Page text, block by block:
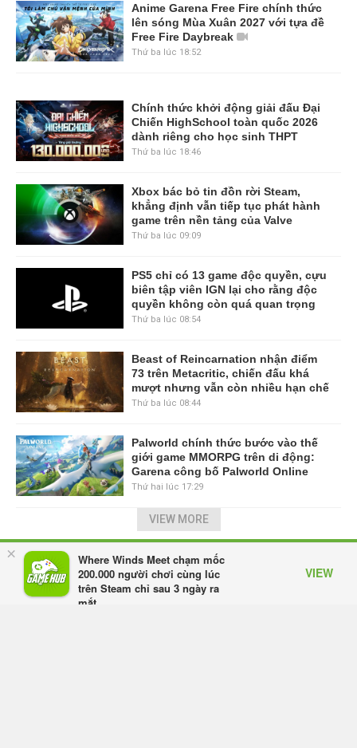
×
Where Winds Meet chạm mốc
200.000 người chơi cùng lúc
trên Steam chỉ sau 3 ngày ra
mắt
VIEW
Anime Garena Free Fire chính thức
lên sóng Mùa Xuân 2027 với tựa đề
Free Fire Daybreak
Thứ ba lúc 18:52
Chính thức khởi động giải đấu Đại
Chiến HighSchool toàn quốc 2026
dành riêng cho học sinh THPT
Thứ ba lúc 18:46
Xbox bác bỏ tin đồn rời Steam,
khẳng định vẫn tiếp tục phát hành
game trên nền tảng của Valve
Thứ ba lúc 09:09
PS5 chỉ có 13 game độc quyền, cựu
biên tập viên IGN lại cho rằng độc
quyền không còn quá quan trọng
Thứ ba lúc 08:54
Beast of Reincarnation nhận điểm
73 trên Metacritic, chiến đấu khá
mượt nhưng vẫn còn nhiều hạn chế
Thứ ba lúc 08:44
Palworld chính thức bước vào thế
giới game MMORPG trên di động:
Garena công bố Palworld Online
Thứ hai lúc 17:29
VIEW MORE
TRANG CHỦ GIFTCODE BẢNG XẾP HẠNG
SỰ KIỆN GAME CÔNG NGHỆ